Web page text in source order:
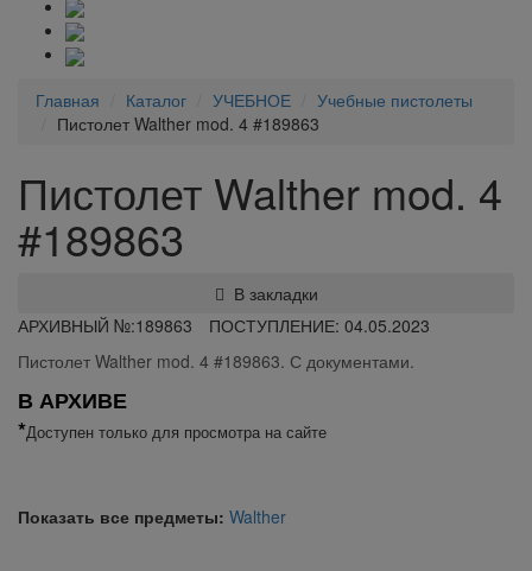
Главная Каталог УЧЕБНОЕ
Учебные пистолеты
Пистолет Walther mod. 4 #189863
Пистолет Walther mod. 4
#189863
В закладки
АРХИВНЫЙ №:189863
ПОСТУПЛЕНИЕ: 04.05.2023
Пистолет Walther mod. 4 #189863. С документами.
В АРХИВЕ
*Доступен только для просмотра на сайте
Показать все предметы: Walther